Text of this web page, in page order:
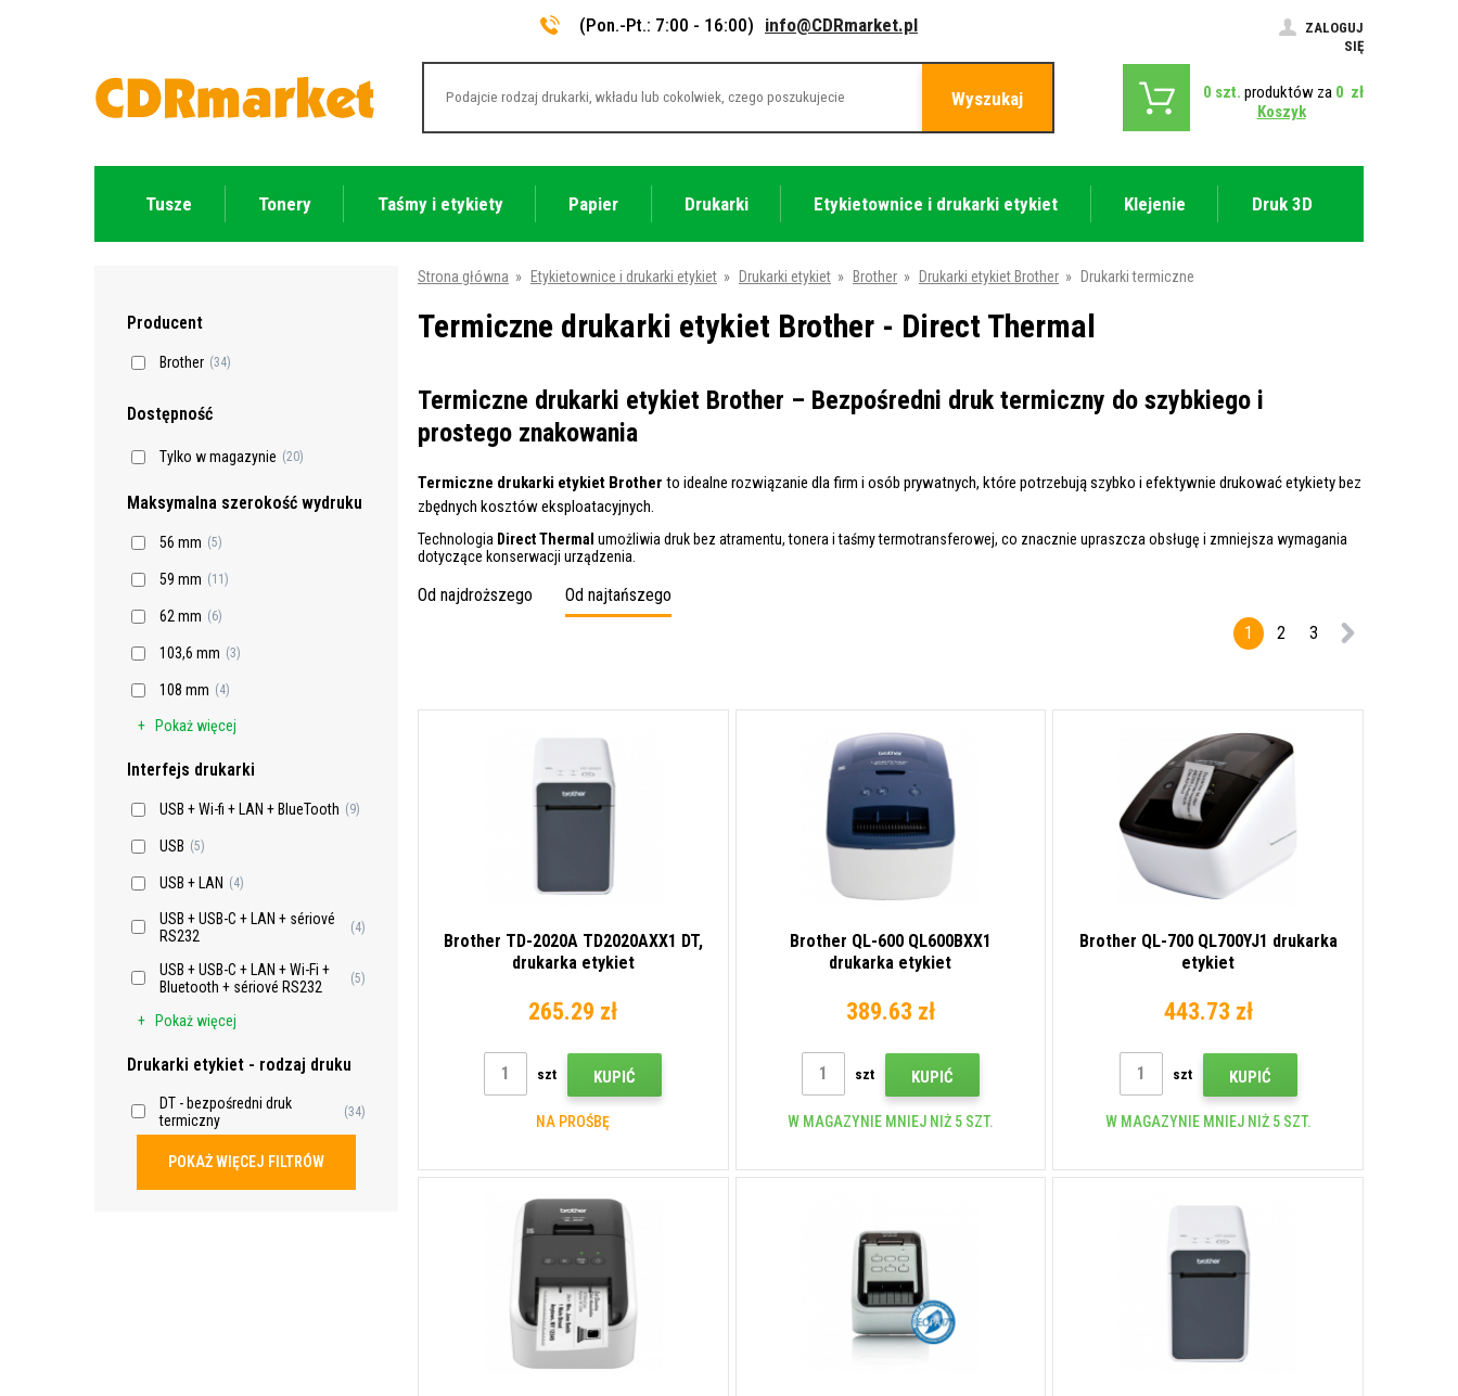
(Pon.-Pt.: 7:00 - 16:00) info@CDRmarket.pl
ZALOGUJ
SIĘ
Wyszukaj 0 szt. produktów za 0 zł
Koszyk
Tusze Tonery Taśmy i etykiety Papier Drukarki Etykietownice i drukarki etykiet Klejenie Druk 3D
Producent
Brother (34)
Dostępność
Tylko w magazynie (20)
Maksymalna szerokość wydruku
56 mm (5)
59 mm (11)
62 mm (6)
103,6 mm (3)
108 mm (4)
Pokaż więcej
Interfejs drukarki
USB + Wi-fi + LAN + BlueTooth (9)
USB (5)
USB + LAN (4)
USB + USB-C + LAN + sériové
RS232
(4)
USB + USB-C + LAN + Wi-Fi +
Bluetooth + sériové RS232
(5)
Pokaż więcej
Drukarki etykiet - rodzaj druku
DT - bezpośredni druk
termiczny
(34)
POKAŻ WIĘCEJ FILTRÓW
Strona główna » Etykietownice i drukarki etykiet » Drukarki etykiet » Brother » Drukarki etykiet Brother » Drukarki termiczne
Termiczne drukarki etykiet Brother - Direct Thermal
Termiczne drukarki etykiet Brother – Bezpośredni druk termiczny do szybkiego i
prostego znakowania
Termiczne drukarki etykiet Brother to idealne rozwiązanie dla firm i osób prywatnych, które potrzebują szybko i efektywnie drukować etykiety bez
zbędnych kosztów eksploatacyjnych.
Technologia Direct Thermal umożliwia druk bez atramentu, tonera i taśmy termotransferowej, co znacznie upraszcza obsługę i zmniejsza wymagania
dotyczące konserwacji urządzenia.
Od najdroższego
Od najtańszego
1
2 3
Brother TD-2020A TD2020AXX1 DT,
drukarka etykiet
265.29 zł
szt KUPIĆ
NA PROŚBĘ
Brother QL-600 QL600BXX1
drukarka etykiet
389.63 zł
szt KUPIĆ
W MAGAZYNIE MNIEJ NIŻ 5 SZT.
Brother QL-700 QL700YJ1 drukarka
etykiet
443.73 zł
szt KUPIĆ
W MAGAZYNIE MNIEJ NIŻ 5 SZT.